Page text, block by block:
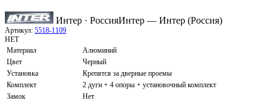
Интер · РоссияИнтер — Интер (Россия)
Артикул: 5518-1109
НЕТ
Материал
Алюминий
Цвет
Черный
Установка
Крепятся за дверные проемы
Комплект
2 дуги + 4 опоры + установочный комплект
Замок
Нет